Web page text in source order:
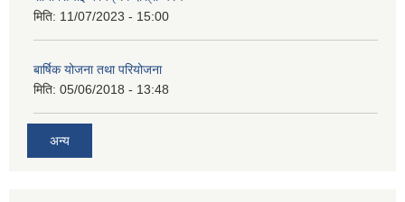
मिति: 11/07/2023 - 15:00
बार्षिक योजना तथा परियोजना
मिति: 05/06/2018 - 13:48
अन्य